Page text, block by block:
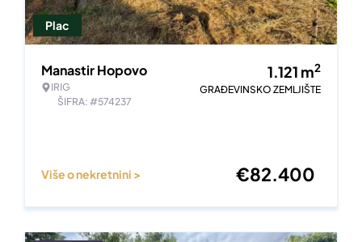
Plac
Manastir Hopovo
IRIG
ŠIFRA: #574237
1.121 m2
GRAĐEVINSKO ZEMLJIŠTE
Više o nekretnini > €82.400